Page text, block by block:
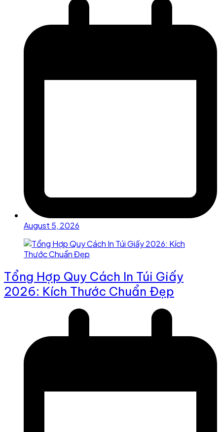
August 5, 2026
Tổng Hợp Quy Cách In Túi Giấy
2026: Kích Thước Chuẩn Đẹp